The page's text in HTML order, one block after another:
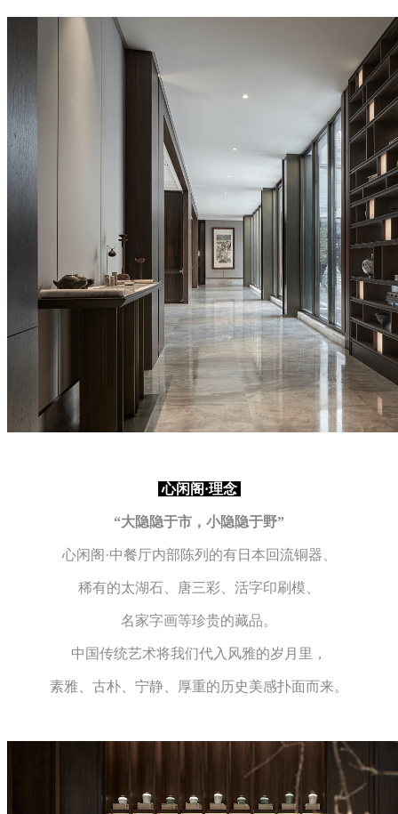
心闲阁·理念
“大隐隐于市，小隐隐于野”
心闲阁·中餐厅内部陈列的有日本回流铜器、
稀有的太湖石、 唐三彩、 活字印刷模、
名家字画等珍贵的藏品。
中国传统艺术将我们代入风雅的岁月里，
素雅、古朴、宁静、厚重的历史美感扑面而来。